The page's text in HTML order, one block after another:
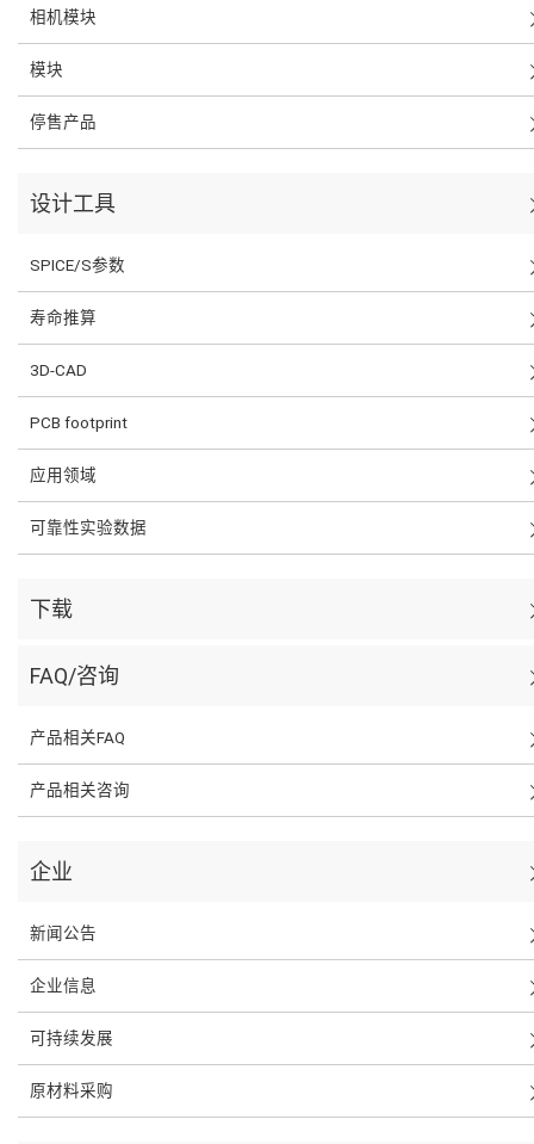
相机模块
模块
停售产品
设计工具
SPICE/S参数
寿命推算
3D-CAD
PCB footprint
应用领域
可靠性实验数据
下载
FAQ/咨询
产品相关FAQ
产品相关咨询
企业
新闻公告
企业信息
可持续发展
原材料采购